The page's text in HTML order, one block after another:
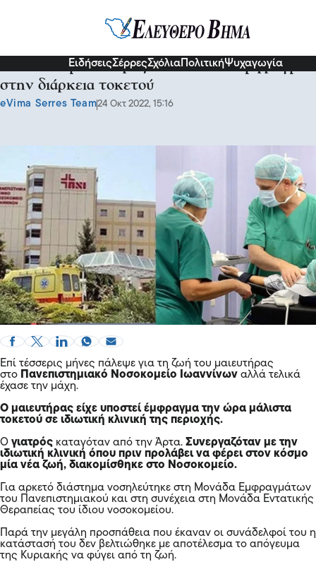
ΕιδήσειςΣέρρεςΣχόλια ΠολιτικήΨυχαγωγία
Πέθανε ο μαιευτήρας που υπέστη έμφραγμα
στην διάρκεια τοκετού
eVima Serres Team24 Οκτ 2022, 15:16
Επί τέσσερις μήνες πάλεψε για τη ζωή του μαιευτήρας
στο Πανεπιστημιακό Νοσοκομείο Ιωαννίνων αλλά τελικά
έχασε την μάχη.
Ο μαιευτήρας είχε υποστεί έμφραγμα την ώρα μάλιστα
τοκετού σε ιδιωτική κλινική της περιοχής.
Ο γιατρός καταγόταν από την Άρτα. Συνεργαζόταν με την
ιδιωτική κλινική όπου πριν προλάβει να φέρει στον κόσμο
μία νέα ζωή, διακομίσθηκε στο Νοσοκομείο.
Για αρκετό διάστημα νοσηλεύτηκε στη Μονάδα Εμφραγμάτων
του Πανεπιστημιακού και στη συνέχεια στη Μονάδα Εντατικής
Θεραπείας του ίδιου νοσοκομείου.
Παρά την μεγάλη προσπάθεια που έκαναν οι συνάδελφοί του η
κατάστασή του δεν βελτιώθηκε με αποτέλεσμα το απόγευμα
της Κυριακής να φύγει από τη ζωή.